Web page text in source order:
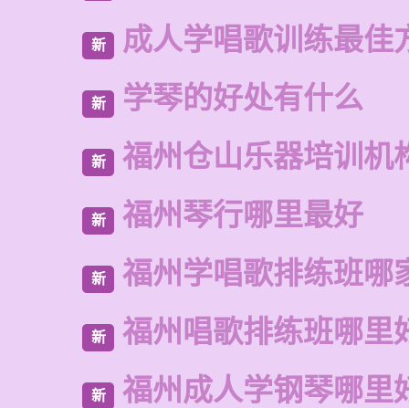
新 成人学唱歌训练最佳
新 学琴的好处有什么
新 福州仓山乐器培训机
新 福州琴行哪里最好
新 福州学唱歌排练班哪
新 福州唱歌排练班哪里
新 福州成人学钢琴哪里